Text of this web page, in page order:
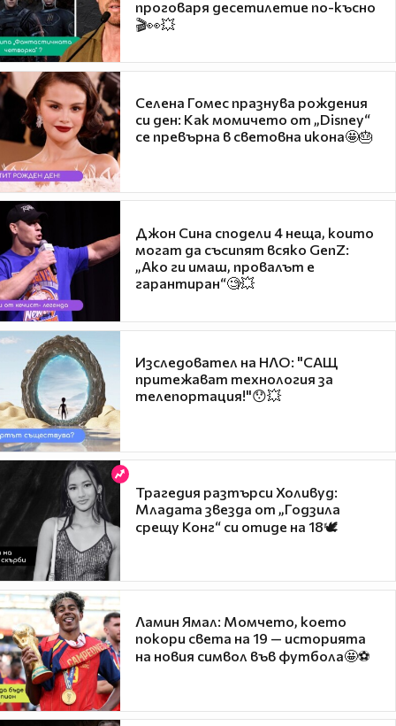
проговаря десетилетие по-късно
🎬👀💥
Селена Гомес празнува рождения
си ден: Как момичето от „Disney“
се превърна в световна икона🤩🎂
Джон Сина сподели 4 неща, които
могат да съсипят всяко GenZ:
„Ако ги имаш, провалът е
гарантиран“🧐💥
Изследовател на НЛО: "САЩ
притежават технология за
телепортация!"😯💥
Трагедия разтърси Холивуд:
Младата звезда от „Годзила
срещу Конг“ си отиде на 18🕊️
Ламин Ямал: Момчето, което
покори света на 19 — историята
на новия символ във футбола🤩⚽